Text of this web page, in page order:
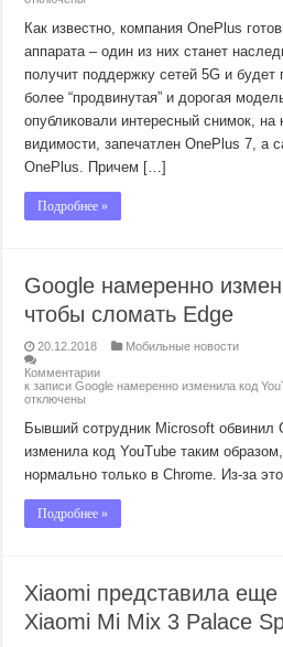
Как известно, компания OnePlus
аппарата – один из них станет
получит поддержку сетей 5G и будет
более “продвинутая” и дорогая
опубликовали интересный снимок, на
видимости, запечатлен OnePlus 7, а
OnePlus. Причем […]
Подробнее »
Google намеренно
чтобы сломать Edge
20.12.2018
Мобильные новости
Комментарии
к записи Google намеренно изменила код
отключены
Бывший сотрудник Microsoft обвинил
изменила код YouTube таким
нормально только в Chrome. Из-за
Подробнее »
Xiaomi представила
Xiaomi Mi Mix 3 Palace